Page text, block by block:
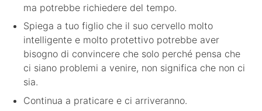
ma potrebbe richiedere del tempo.
Spiega a tuo figlio che il suo cervello molto
intelligente e molto protettivo potrebbe aver
bisogno di convincere che solo perché pensa che
ci siano problemi a venire, non significa che non ci
sia.
Continua a praticare e ci arriveranno.